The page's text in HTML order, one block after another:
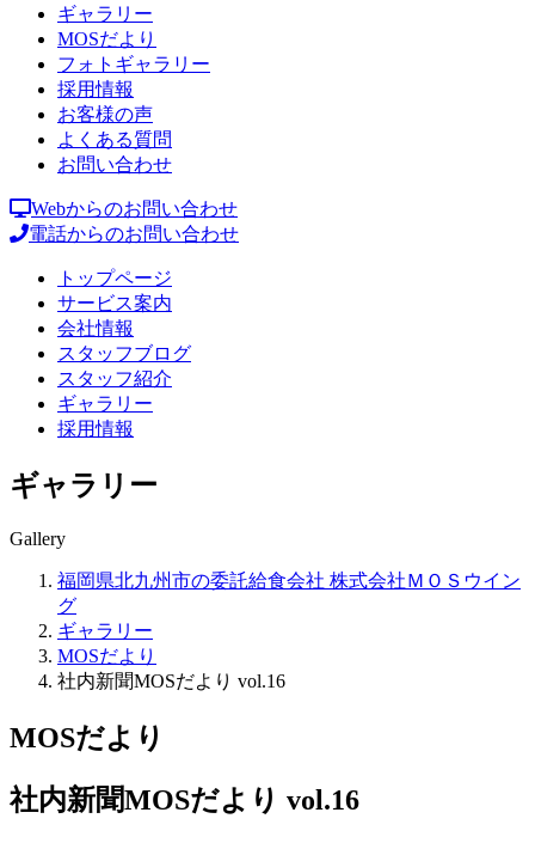
ギャラリー
MOSだより
フォトギャラリー
採用情報
お客様の声
よくある質問
お問い合わせ
Webからのお問い合わせ
電話からのお問い合わせ
トップページ
サービス案内
会社情報
スタッフブログ
スタッフ紹介
ギャラリー
採用情報
ギャラリー
Gallery
福岡県北九州市の委託給食会社 株式会社ＭＯＳウイン
グ
ギャラリー
MOSだより
社内新聞MOSだより vol.16
MOSだより
社内新聞MOSだより vol.16